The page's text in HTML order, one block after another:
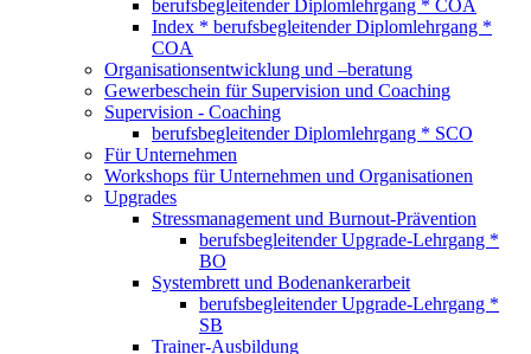
berufsbegleitender Diplomlehrgang * COA
Index * berufsbegleitender Diplomlehrgang *
COA
Organisationsentwicklung und –beratung
Gewerbeschein für Supervision und Coaching
Supervision - Coaching
berufsbegleitender Diplomlehrgang * SCO
Für Unternehmen
Workshops für Unternehmen und Organisationen
Upgrades
Stressmanagement und Burnout-Prävention
berufsbegleitender Upgrade-Lehrgang *
BO
Systembrett und Bodenankerarbeit
berufsbegleitender Upgrade-Lehrgang *
SB
Trainer-Ausbildung